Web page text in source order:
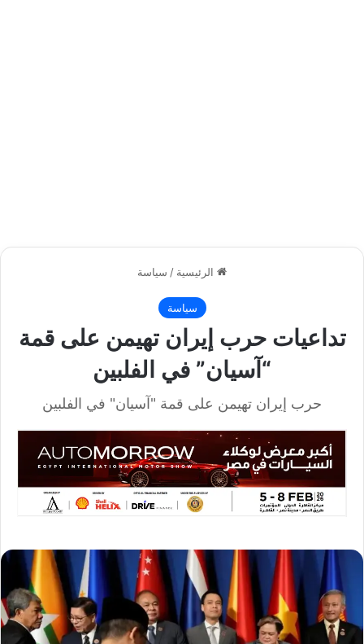
الرئيسية / سياسة
سياسة
تداعيات حرب إيران تهيمن على قمة
“آسيان” في الفلبين
حرب إيران تهيمن على قمة "آسيان" في الفلبين